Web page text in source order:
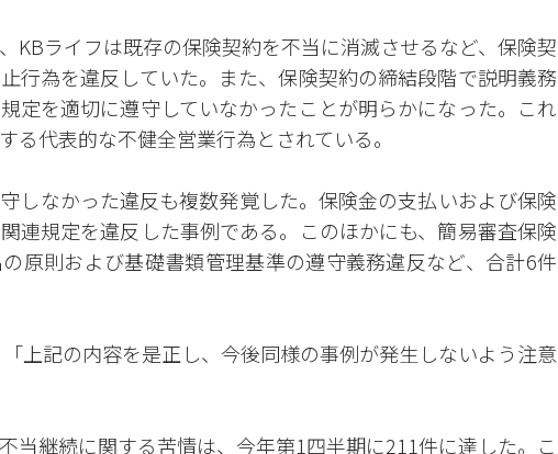
KBライフは既存の保険契約を不当に消滅させるなど、保険契
行為を違反していた。また、保険契約の締結段階で説明義務
定を適切に遵守していなかったことが明らかになった。これ
る代表的な不健全営業行為とされている。
しなかった違反も複数発覚した。保険金の支払いおよび保険
連規定を違反した事例である。このほかにも、簡易審査保険
原則および基礎書類管理基準の遵守義務違反など、合計6件
上記の内容を是正し、今後同様の事例が発生しないよう注意
当継続に関する苦情は、今年第1四半期に211件に達した。こ